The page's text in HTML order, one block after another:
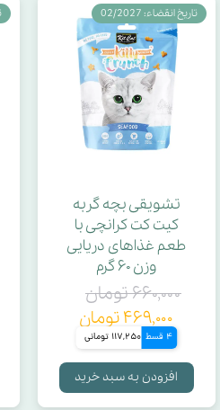
تشویقی بچه گربه
کیت کت کرانچی با
طعم غذاهای دریایی
وزن ۶۰ گرم
۶۶۰,۰۰۰ تومان
۴۶۹,۰۰۰ تومان
4 قسط 117,250 تومانی
افزودن به سبد خرید
تاریخ انقضاء: 02/2027